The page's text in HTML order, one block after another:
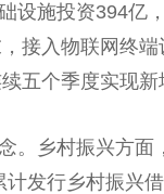
设施投资394亿
接入物联网终
五个季度实现
。 乡村振兴方面
计发行乡村振兴